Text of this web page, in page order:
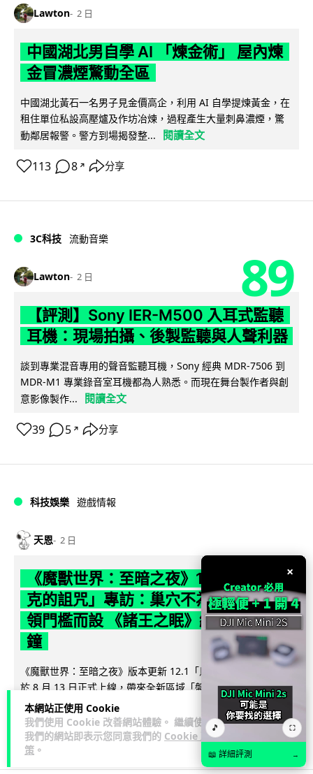
本網站正使用 Cookie
我們使用 Cookie 改善網站體驗。 繼續使用
我們的網站即表示您同意我們的 Cookie 政
策 。
Lawton 2 日
中國湖北男自學 AI 「煉金術」 屋內煉
金冒濃煙驚動全區
中國湖北黃石一名男子見金價高企，利用 AI 自學提煉黃金，在
租住單位私設高壓爐及作坊冶煉，過程產生大量刺鼻濃煙，驚
動鄰居報警。警方到場揭發整...
閱讀全文
113 8 ↗ 分享
3C科技 流動音樂
Lawton 2 日 89
【評測】Sony IER-M500 入耳式監聽
耳機：現場拍攝、後製監聽與人聲利器
談到專業混音專用的聲音監聽耳機，Sony 經典 MDR-7506 到
MDR-M1 專業錄音室耳機都為人熟悉。而現在舞台製作者與創
意影像製作...
閱讀全文
39 5 ↗ 分享
科技娛樂 遊戲情報
天恩 2 日
《魔獸世界：至暗之夜》12.1 「烏拉特
克的詛咒」專訪：巢穴不為提高世界首
領門檻而設 《諸王之眠》縮短約 10 分
鐘
《魔獸世界：至暗之夜》版本更新 12.1「烏拉特克的詛咒」將
於 8 月 13 日正式上線，帶來全新區域「盤蛇島」、地城「毒牙
祭壇」、新型態世... 閱讀全文
116 分享
×
🎵 ⛶
📖 詳細評測 →